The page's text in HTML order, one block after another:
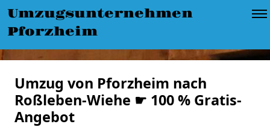
Umzugsunternehmen
Pforzheim
Umzug von Pforzheim nach
Roßleben-Wiehe ☛ 100 % Gratis-
Angebot